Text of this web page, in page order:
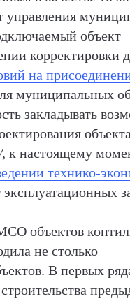
управления
объект
корректировки
на
муниципальных
закладывать
объекта
к настоящему
технико-
объектов
не столько
В первых